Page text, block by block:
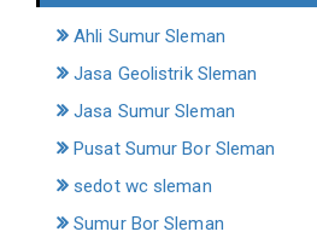
Ahli Sumur Sleman
Jasa Geolistrik Sleman
Jasa Sumur Sleman
Pusat Sumur Bor Sleman
sedot wc sleman
Sumur Bor Sleman